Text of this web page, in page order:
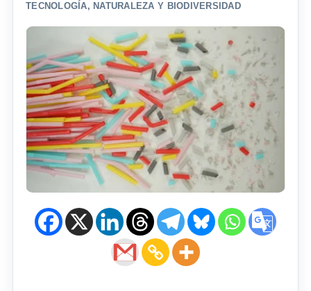
TECNOLOGÍA, NATURALEZA Y BIODIVERSIDAD